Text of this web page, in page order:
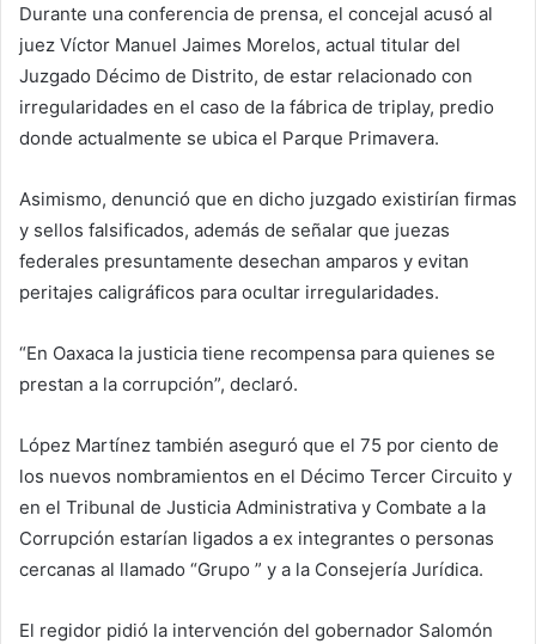
Durante una conferencia de prensa, el concejal acusó al
juez Víctor Manuel Jaimes Morelos, actual titular del
Juzgado Décimo de Distrito, de estar relacionado con
irregularidades en el caso de la fábrica de triplay, predio
donde actualmente se ubica el Parque Primavera.
Asimismo, denunció que en dicho juzgado existirían firmas
y sellos falsificados, además de señalar que juezas
federales presuntamente desechan amparos y evitan
peritajes caligráficos para ocultar irregularidades.
“En Oaxaca la justicia tiene recompensa para quienes se
prestan a la corrupción”, declaró.
López Martínez también aseguró que el 75 por ciento de
los nuevos nombramientos en el Décimo Tercer Circuito y
en el Tribunal de Justicia Administrativa y Combate a la
Corrupción estarían ligados a ex integrantes o personas
cercanas al llamado “Grupo ” y a la Consejería Jurídica.
El regidor pidió la intervención del gobernador Salomón